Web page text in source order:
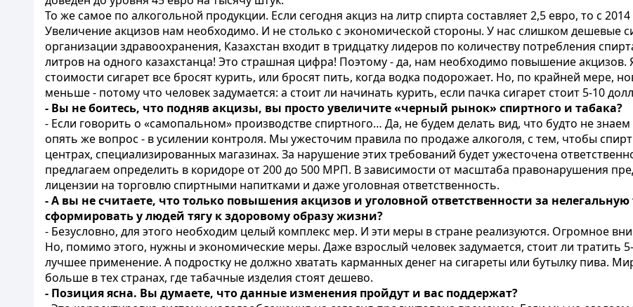
То же самое по алкогольной продукции. Если сегодня акциз на литр спирта составляет 2,5 евро, то с
Увеличение акцизов нам необходимо. И не столько с экономической стороны. У нас слишком дешевые
организации здравоохранения, Казахстан входит в тридцатку лидеров по количеству потребления
литров на одного казахстанца! Это страшная цифра! Поэтому - да, нам необходимо повышение
стоимости сигарет все бросят курить, или бросят пить, когда водка подорожает. Но, по крайней мере,
меньше - потому что человек задумается: а стоит ли начинать курить, если пачка сигарет стоит 5-10
- Вы не боитесь, что подняв акцизы, вы просто увеличите «черный рынок» спиртного и табака?
- Если говорить о «самопальном» производстве спиртного… Да, не будем делать вид, что будто не
опять же вопрос - в усилении контроля. Мы ужесточим правила по продаже алкоголя, с тем, чтобы
центрах, специализированных магазинах. За нарушение этих требований будет ужесточена
предлагаем определить в коридоре от 200 до 500 МРП. В зависимости от масштаба правонарушения
лицензии на торговлю спиртными напитками и даже уголовная ответственность.
- А вы не считаете, что только повышения акцизов и уголовной ответственности за
сформировать у людей тягу к здоровому образу жизни?
- Безусловно, для этого необходим целый комплекс мер. И эти меры в стране реализуются. Огромное
Но, помимо этого, нужны и экономические меры. Даже взрослый человек задумается, стоит ли тратить
лучшее применение. А подростку не должно хватать карманных денег на сигареты или бутылку пива.
больше в тех странах, где табачные изделия стоят дешево.
- Позиция ясна. Вы думаете, что данные изменения пройдут и вас поддержат?